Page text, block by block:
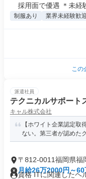
採用面で優遇 ＊未経
制服あり 業界未経験歓
この
派遣社員
テクニカルサポート
キャル株式会社
【ホワイト企業認定取
ない。第三者が認めた
〒812-0011福岡県福
月給26万2000円～60
資格 ITに関連したヘ